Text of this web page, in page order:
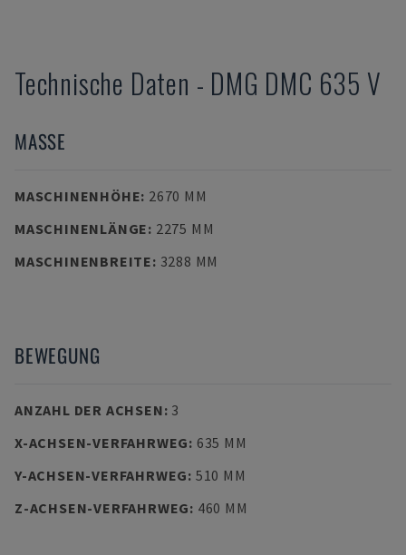
Technische Daten - DMG DMC 635 V
MASSE
MASCHINENHÖHE: 2670 MM
MASCHINENLÄNGE: 2275 MM
MASCHINENBREITE: 3288 MM
BEWEGUNG
ANZAHL DER ACHSEN: 3
X-ACHSEN-VERFAHRWEG: 635 MM
Y-ACHSEN-VERFAHRWEG: 510 MM
Z-ACHSEN-VERFAHRWEG: 460 MM